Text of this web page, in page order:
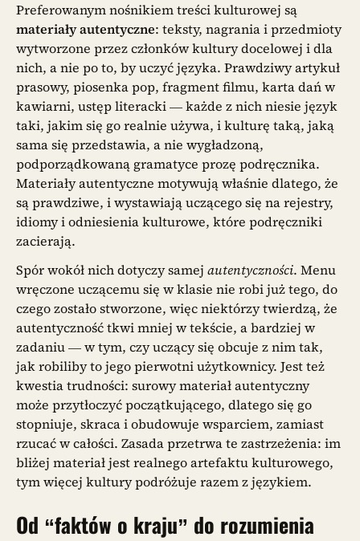
Preferowanym nośnikiem treści kulturowej są
materiały autentyczne: teksty, nagrania i przedmioty
wytworzone przez członków kultury docelowej i dla
nich, a nie po to, by uczyć języka. Prawdziwy artykuł
prasowy, piosenka pop, fragment filmu, karta dań w
kawiarni, ustęp literacki — każde z nich niesie język
taki, jakim się go realnie używa, i kulturę taką, jaką
sama się przedstawia, a nie wygładzoną,
podporządkowaną gramatyce prozę podręcznika.
Materiały autentyczne motywują właśnie dlatego, że
są prawdziwe, i wystawiają uczącego się na rejestry,
idiomy i odniesienia kulturowe, które podręczniki
zacierają.
Spór wokół nich dotyczy samej autentyczności. Menu
wręczone uczącemu się w klasie nie robi już tego, do
czego zostało stworzone, więc niektórzy twierdzą, że
autentyczność tkwi mniej w tekście, a bardziej w
zadaniu — w tym, czy uczący się obcuje z nim tak,
jak robiliby to jego pierwotni użytkownicy. Jest też
kwestia trudności: surowy materiał autentyczny
może przytłoczyć początkującego, dlatego się go
stopniuje, skraca i obudowuje wsparciem, zamiast
rzucać w całości. Zasada przetrwa te zastrzeżenia: im
bliżej materiał jest realnego artefaktu kulturowego,
tym więcej kultury podróżuje razem z językiem.
Od “faktów o kraju” do rozumienia